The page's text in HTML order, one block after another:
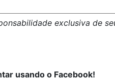
exclusiva de
usando o Facebook!